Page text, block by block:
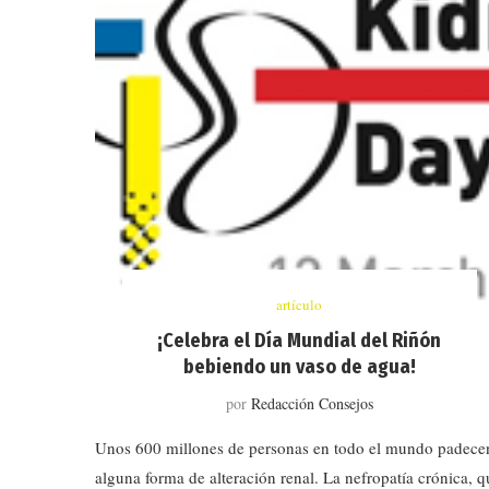
artículo
¡Celebra el Día Mundial del Riñón
bebiendo un vaso de agua!
por Redacción Consejos
Unos 600 millones de personas en todo el mundo
alguna forma de alteración renal. La nefropatía crónica,